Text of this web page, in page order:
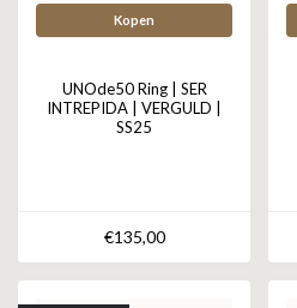
Kopen
UNOde50 Ring | SER
INTREPIDA | VERGULD |
SS25
€135,00